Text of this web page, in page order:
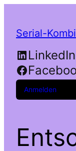
Serial-Kombi
LinkedIn
Anmelden